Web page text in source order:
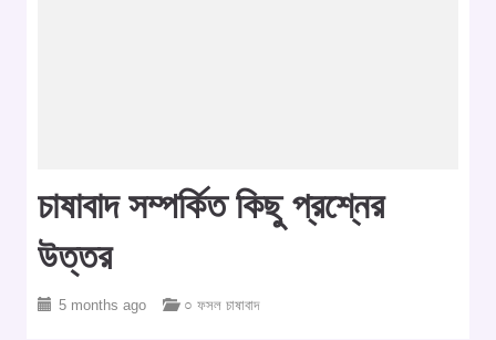
চাষাবাদ সম্পর্কিত কিছু প্রশ্নের
উত্তর
5 months ago ○ ফসল চাষাবাদ